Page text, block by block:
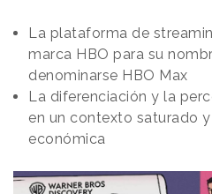
La plataforma de
marca HBO para su
denominarse HBO Max
La diferenciación y la
en un contexto saturado
económica